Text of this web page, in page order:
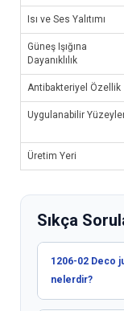
Isı ve Ses Yalıtımı
Güneş Işığına
Dayanıklılık
Antibakteriyel Özellik
Uygulanabilir
Üretim Yeri
Sıkça
1206-02 Deco
nelerdir?